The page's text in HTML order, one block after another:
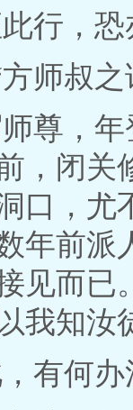
行，
师叔
尊，
，闭关
口，尤
年前
见而已
我知汝
有何